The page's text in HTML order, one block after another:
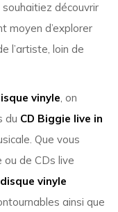
découvrir
moyen d’explorer
l’artiste, loin de
vinyle, on
du CD Biggie live in
Que vous
ou de CDs live
vinyle
ainsi que